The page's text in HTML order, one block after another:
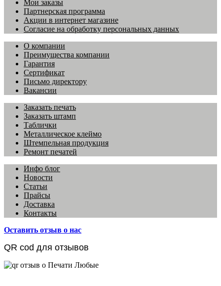
Мои заказы
Партнерская программа
Акции в интернет магазине
Согласие на обработку персональных данных
О компании
Преимущества компании
Гарантия
Сертификат
Письмо директору
Вакансии
Заказать печать
Заказать штамп
Таблички
Металлическое клеймо
Штемпельная продукция
Ремонт печатей
Инфо блог
Новости
Статьи
Прайсы
Доставка
Контакты
Оставить отзыв о нас
QR cod для отзывов